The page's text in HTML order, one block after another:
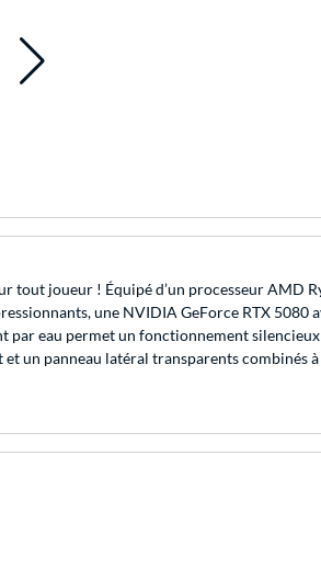
tout joueur ! Équipé d’un processeur AMD
une NVIDIA GeForce RTX
par eau permet un fonctionnement
panneau latéral transparents combinés à